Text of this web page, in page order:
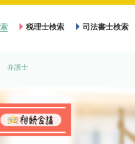
税理士検索 司法書士検索
弁護士